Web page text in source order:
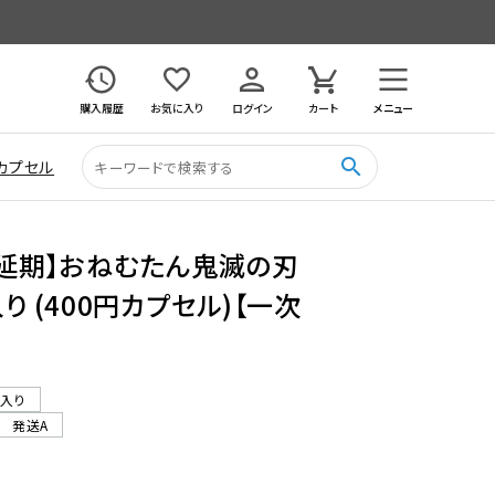
購入履歴
お気に入り ログイン カート メニュー
プセル search
期】おねむたん鬼滅の刃
(400円カプセル)【一次
り
発送A